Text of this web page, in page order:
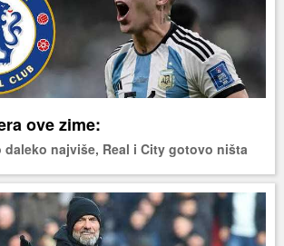
ove zime:
najviše, Real i City gotovo ništa